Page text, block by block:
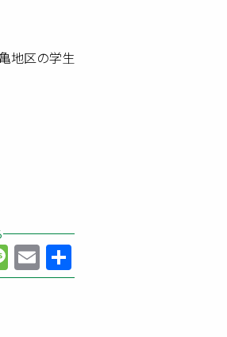
地区の学生
Message
Email
有